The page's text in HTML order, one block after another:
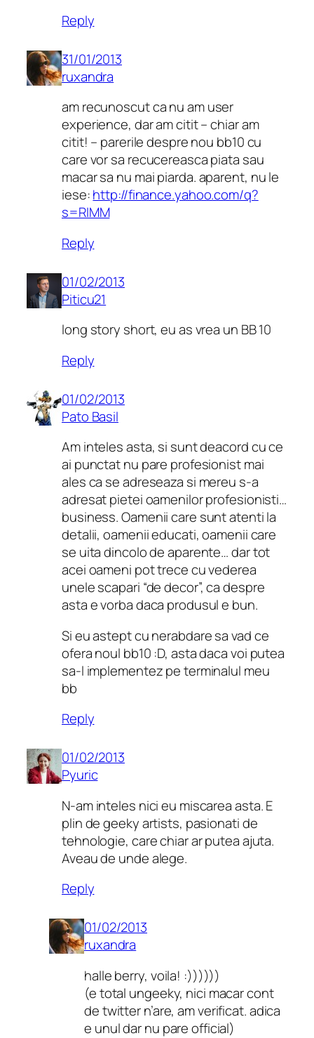
Reply
31/01/2013
ruxandra
am recunoscut ca nu am user
experience, dar am citit – chiar am
citit! – parerile despre nou bb10 cu
care vor sa recucereasca piata sau
macar sa nu mai piarda. aparent, nu le
iese:http://finance.yahoo.com/q?
s=RIMM
Reply
01/02/2013
Piticu21
long story short, eu as vrea un BB 10
Reply
01/02/2013
Pato Basil
Am inteles asta, si sunt deacord cu ce
ai punctat nu pare profesionist mai
ales ca se adreseaza si mereu s-a
adresat pietei oamenilor profesionisti…
business. Oamenii care sunt atenti la
detalii, oamenii educati, oamenii care
se uita dincolo de aparente… dar tot
acei oameni pot trece cu vederea
unele scapari “de decor”, ca despre
asta e vorba daca produsul e bun.
Si eu astept cu nerabdare sa vad ce
ofera noul bb10 :D, asta daca voi putea
sa-l implementez pe terminalul meu
bb
Reply
01/02/2013
Pyuric
N-am inteles nici eu miscarea asta. E
plin de geeky artists, pasionati de
tehnologie, care chiar ar putea ajuta.
Aveau de unde alege.
Reply
01/02/2013
ruxandra
halle berry, voila! :))))))
(e total ungeeky, nici macar cont
de twitter n’are, am verificat. adica
e unul dar nu pare official)